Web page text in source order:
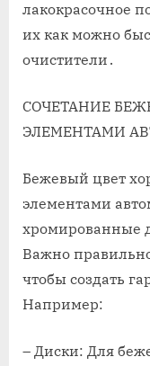
лакокрасочное
их как можно
очистители․
СОЧЕТАНИЕ
ЭЛЕМЕНТАМИ
Бежевый цвет
элементами
хромированные
Важно
чтобы создать
Например:
– Диски: Для